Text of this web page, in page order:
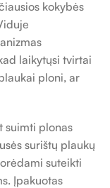
kokybės
laikytųsi tvirtai
ploni, ar
suimti plonas
surištų plaukų
suteikti
Įpakuotas